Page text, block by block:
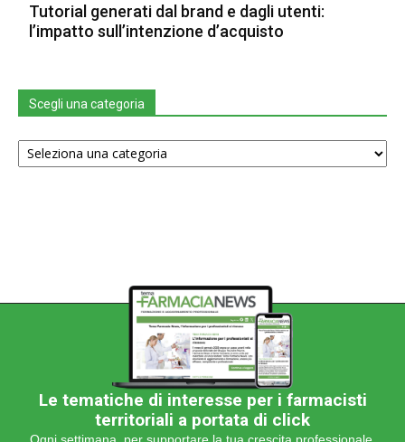
Tutorial generati dal brand e dagli utenti:
l’impatto sull’intenzione d’acquisto
Scegli una categoria
Scegli
una
Le tematiche di interesse per i farmacisti
territoriali a portata di click